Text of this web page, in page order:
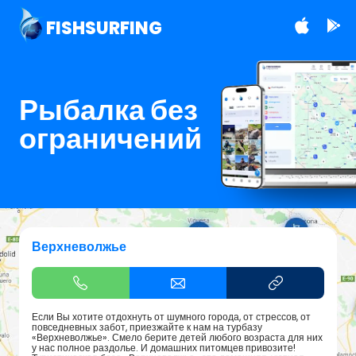
FISHSURFING
Рыбалка без
ограничений
Верхневолжье
Если Вы хотите отдохнуть от шумного города, от стрессов, от
повседневных забот, приезжайте к нам на турбазу
«Верхневолжье». Смело берите детей любого возраста для них
у нас полное раздолье. И домашних питомцев привозите!